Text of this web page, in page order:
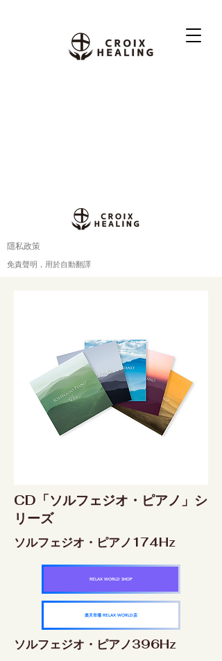
隱私政策
免責聲明，用於自動翻譯
CD「ソルフェジオ・ピアノ」シ
リーズ
ソルフェジオ・ピアノ174Hz
RELAX WORLD SHOP
楽天市場 RELAX WORLD店
ソルフェジオ・ピアノ396Hz